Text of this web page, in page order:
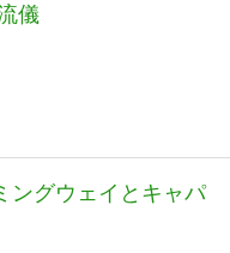
儀
ングウェイとキャパ